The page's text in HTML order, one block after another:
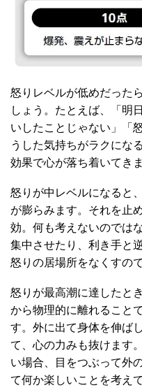
怒りレベルが低めだった
しょう。たとえば、「明
いしたことじゃない」「
うした気持ちがラクにな
効果で心が落ち着いてきま
怒りが中レベルになると
が膨らみます。それを止
効。何も考えないのでは
集中させたり、利き手と
怒りの居場所をなくすので
怒りが最高潮に達したと
から物理的に離れること
す。外に出て身体を伸ば
て、心の力みも抜けます
い場合、目をつぶって外
て何か楽しいことを考え